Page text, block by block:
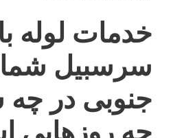
خدمات لوله
سرسبیل
جنوبی در چه